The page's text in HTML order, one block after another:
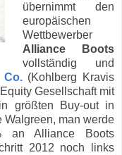
übernimmt den
europäischen
Wettbewerber
Alliance Boots
vollständig und
Co.(Kohlberg Kravis
Gesellschaft mit
größten Buy-out in
Walgreen, man werde
an Alliance Boots
2012 noch links